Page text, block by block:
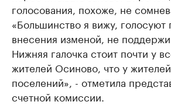
голосования, похоже, не
«Большинство я вижу, голосуют
внесения изменой, не
Нижняя галочка стоит почти у
жителей Осиново, что у
поселений», - отметила
счетной комиссии.